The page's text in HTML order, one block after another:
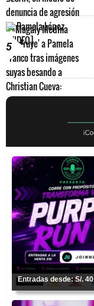
5
Entradas desde: S/. 40